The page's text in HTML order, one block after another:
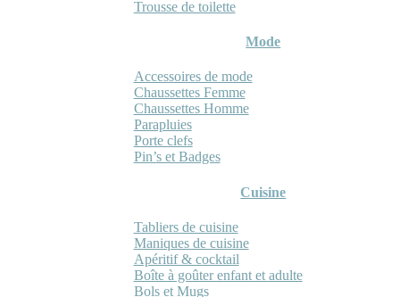
Trousse de toilette
Mode
Accessoires de mode
Chaussettes Femme
Chaussettes Homme
Parapluies
Porte clefs
Pin’s et Badges
Cuisine
Tabliers de cuisine
Maniques de cuisine
Apéritif & cocktail
Boîte à goûter enfant et adulte
Bols et Mugs